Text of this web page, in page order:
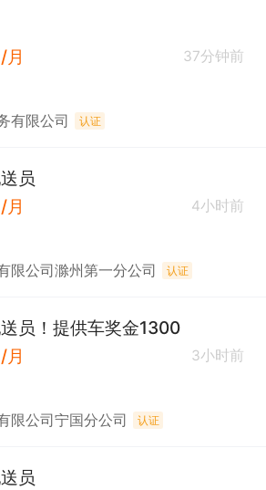
37分钟前
有限公司 认证
员
4小时前
限公司滁州第一分公司 认证
员！提供车奖金1300
3小时前
限公司宁国分公司 认证
员